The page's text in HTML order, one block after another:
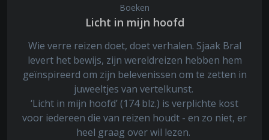
Boeken
Licht in mijn hoofd
Wie verre reizen doet, doet verhalen. Sjaak Bral
levert het bewijs, zijn wereldreizen hebben hem
geïnspireerd om zijn belevenissen om te zetten in
juweeltjes van vertelkunst.
‘Licht in mijn hoofd’ (174 blz.) is verplichte kost
voor iedereen die van reizen houdt - en zo niet, er
heel graag over wil lezen.